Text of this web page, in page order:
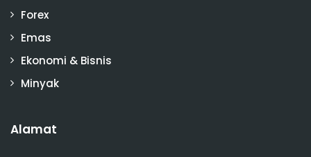
Forex
Emas
Ekonomi & Bisnis
Minyak
Alamat